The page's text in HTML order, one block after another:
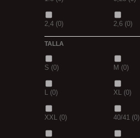
2,4 (0) 2,6 (0)
1,5 (0) (0)
2,3 (0)
TALLA
S (0) M (0)
L (0) XL (0)
XXL (0) 40/41 (0)